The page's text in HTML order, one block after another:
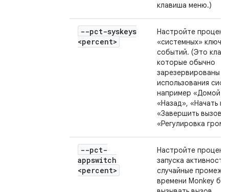
клавиша меню.)
--pct-syskeys
<percent>
Настройте процент
«системных»
событий. (Это
которые обычно
зарезервированы
использования
например «Домой»,
«Назад», «Начать
«Завершить вызов»
«Регулировка
--pct-
appswitch
<percent>
Настройте процент
запуска
случайные
времени Monkey